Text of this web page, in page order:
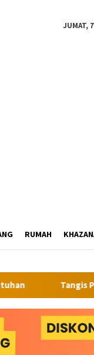
JUMAT,
RUMAH
Pecah di Pasar